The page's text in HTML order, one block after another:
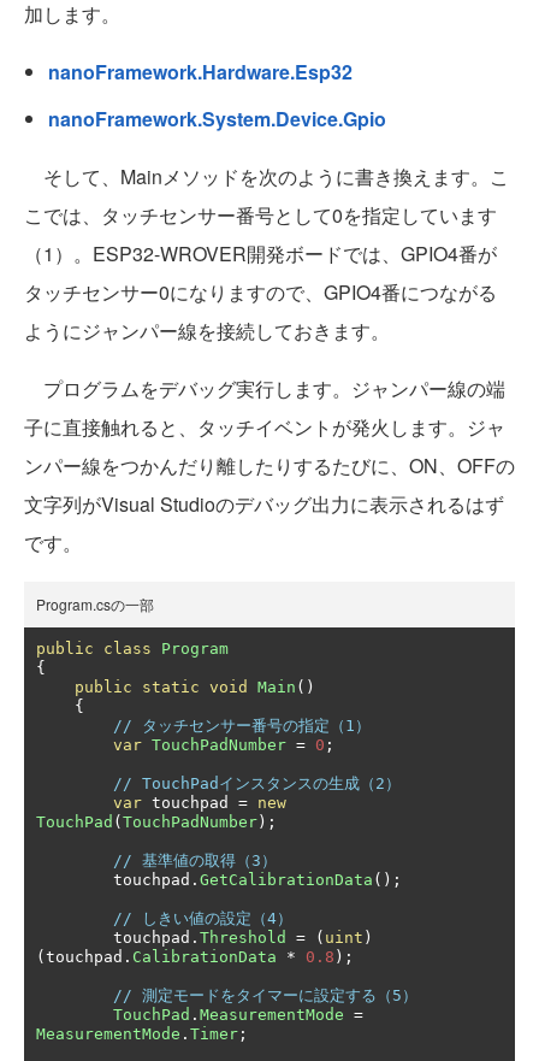
加します。
nanoFramework.Hardware.Esp32
nanoFramework.System.Device.Gpio
そして、Mainメソッドを次のように書き換えます。こ
こでは、タッチセンサー番号として0を指定しています
（1）。ESP32-WROVER開発ボードでは、GPIO4番が
タッチセンサー0になりますので、GPIO4番につながる
ようにジャンパー線を接続しておきます。
プログラムをデバッグ実行します。ジャンパー線の端
子に直接触れると、タッチイベントが発火します。ジャ
ンパー線をつかんだり離したりするたびに、ON、OFFの
文字列がVisual Studioのデバッグ出力に表示されるはず
です。
Program.csの一部
public class
Program
{
public
static void Main ()
{
// タッチセンサー番号の指定（1）
var TouchPadNumber = 0 ;
// TouchPadインスタンスの生成（2）
var touchpad = new
TouchPad ( TouchPadNumber );
// 基準値の取得（3）
        touchpad
. GetCalibrationData ();
// しきい値の設定（4）
        touchpad
. Threshold = ( uint )
( touchpad . CalibrationData * 0.8 );
// 測定モードをタイマーに設定する（5）
TouchPad . MeasurementMode =
MeasurementMode . Timer ;